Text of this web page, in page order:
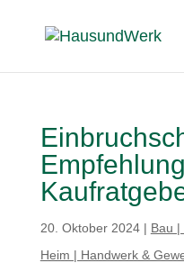
20. Oktober 2024| Bau |
Heim | Handwerk &